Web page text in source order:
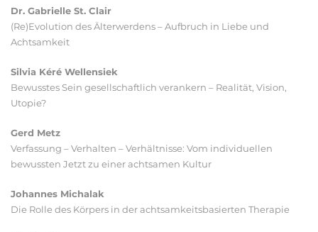
Dr. Gabrielle St. Clair
(Re)Evolution des Älterwerdens – Aufbruch in Liebe und
Achtsamkeit
Silvia Kéré Wellensiek
Bewusstes Sein gesellschaftlich verankern – Realität, Vision,
Utopie?
Gerd Metz
Verfassung – Verhalten – Verhältnisse: Vom individuellen
bewussten Jetzt zu einer achtsamen Kultur
Johannes Michalak
Die Rolle des Körpers in der achtsamkeitsbasierten Therapie